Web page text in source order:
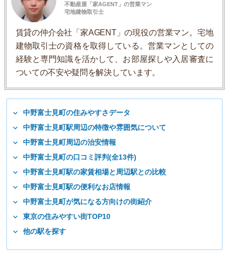
不動産屋「家AGENT」の営業マン
宅地建物取引士
賃貸の仲介会社「家AGENT」の現役の営業マン。宅地
建物取引士の資格を取得している。営業マンとしての
経験と専門知識を活かして、お部屋探しや入居審査に
ついての不安や疑問を解決しています。
中野富士見町の住みやすさデータ
中野富士見町駅周辺の特徴や雰囲気について
中野富士見町周辺の治安情報
中野富士見町の口コミ評判(全13件)
中野富士見町駅の家賃相場と周辺駅との比較
中野富士見町駅の便利なお店情報
中野富士見町が気になる方向けの街紹介
東京の住みやすい街TOP10
他の駅を探す